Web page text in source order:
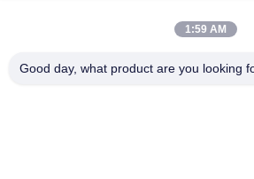
중국 좋은 품질 머리 흰색 가루 공급업
1:59 AM
Good day, what product are you looking